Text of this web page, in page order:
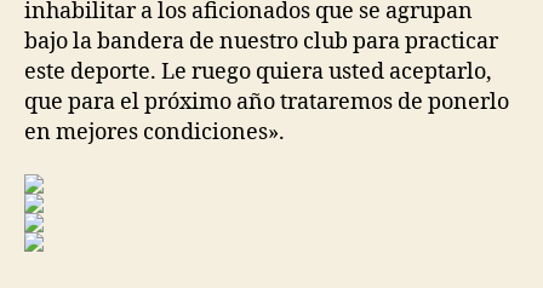
inhabilitar a los aficionados que se agrupan
bajo la bandera de nuestro club para practicar
este deporte. Le ruego quiera usted aceptarlo,
que para el próximo año trataremos de ponerlo
en mejores condiciones».